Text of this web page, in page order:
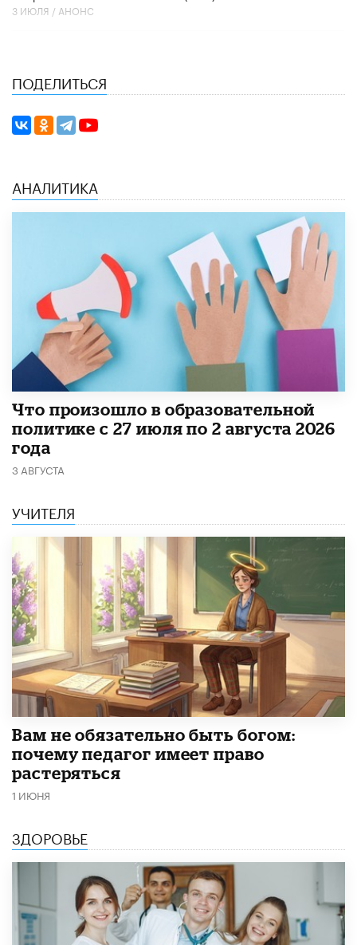
3 ИЮЛЯ / АНОНС
ПОДЕЛИТЬСЯ
АНАЛИТИКА
​Что произошло в образовательной
политике с 27 июля по 2 августа 2026
года
3 АВГУСТА
УЧИТЕЛЯ
​Вам не обязательно быть богом:
почему педагог имеет право
растеряться
1 ИЮНЯ
ЗДОРОВЬЕ